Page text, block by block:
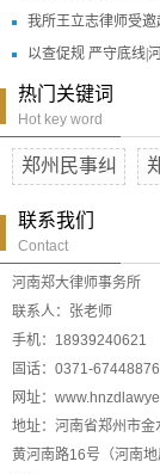
我所王立志律师受邀
以查促规 严守底线|
热门关键词
Hot key word
郑州民事纠
联系我们
Contact
河南郑大律师事务所
联系人：张老师
手机：18939240621
固话：0371-67448876
网址：
地址：河南省郑州市金
黄河南路16号（河南